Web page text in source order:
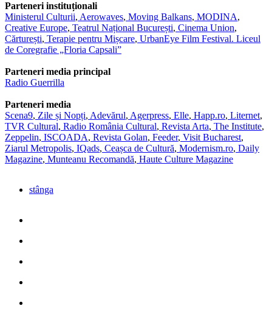
Parteneri instituționali
Ministerul Culturii, Aerowaves, Moving Balkans, MODINA,
Creative Europe, Teatrul Național București, Cinema Union,
Cărturești, Terapie pentru Mișcare, UrbanEye Film Festival. Liceul
de Coregrafie „Floria Capsali”
Parteneri media principal
Radio Guerrilla
Parteneri media
Scena9, Zile și Nopți, Adevărul, Agerpress, Elle, Happ.ro, Liternet,
TVR Cultural, Radio România Cultural, Revista Arta, The Institute,
Zeppelin, ISCOADA, Revista Golan, Feeder, Visit Bucharest,
Ziarul Metropolis, IQads, Ceașca de Cultură, Modernism.ro, Daily
Magazine, Munteanu Recomandă, Haute Culture Magazine
stânga